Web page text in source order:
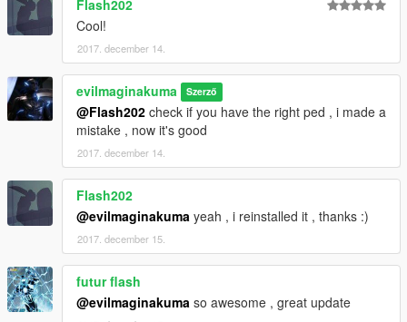
Flash202
Cool!
2017. december 14.
evilmaginakuma Szerző
@Flash202 check if you have the right ped , i made a
mistake , now it's good
2017. december 14.
Flash202
@evilmaginakuma yeah , i reinstalled it , thanks :)
2017. december 15.
futur flash
@evilmaginakuma so awesome , great update